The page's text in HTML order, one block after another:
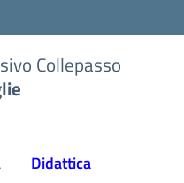
Collepasso
Didattica